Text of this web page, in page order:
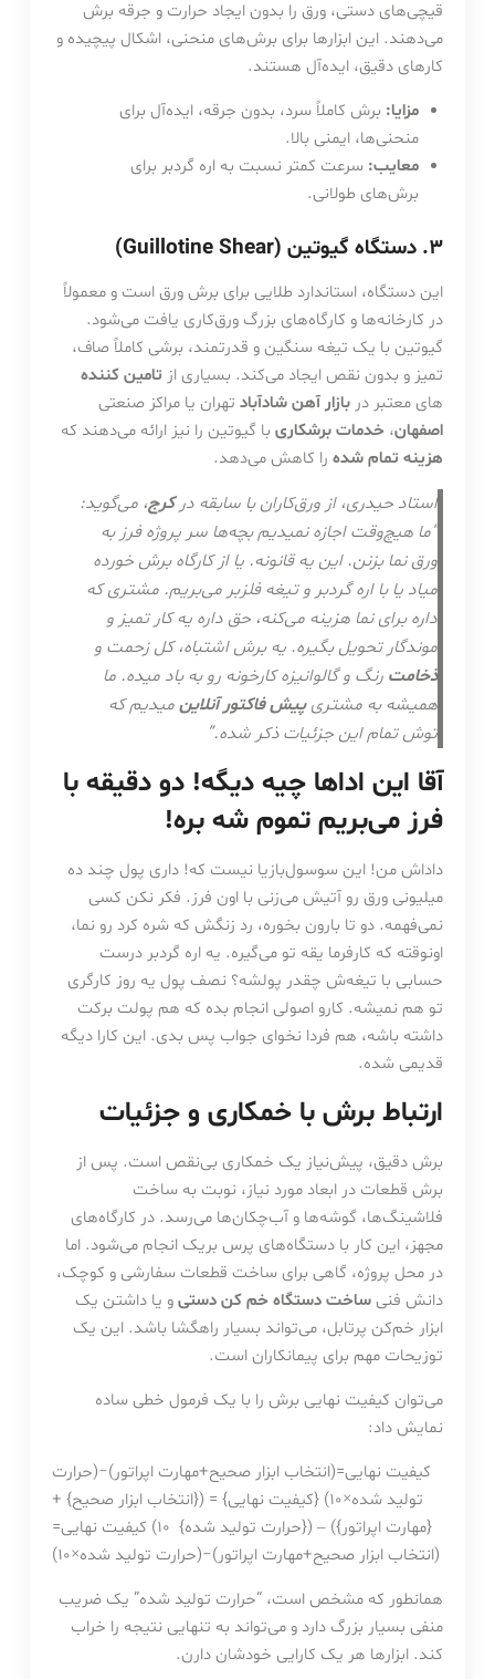
قیچی‌های دستی، ورق را بدون ایجاد حرارت و جرقه برش
می‌دهند. این ابزارها برای برش‌های منحنی، اشکال پیچیده و
کارهای دقیق، ایده‌آل هستند.
مزایا: برش کاملاً سرد، بدون جرقه، ایده‌آل برای
منحنی‌ها، ایمنی بالا.
معایب: سرعت کمتر نسبت به اره گردبر برای
برش‌های طولانی.
۳. دستگاه گیوتین (Guillotine Shear)
این دستگاه، استاندارد طلایی برای برش ورق است و معمولاً
در کارخانه‌ها و کارگاه‌های بزرگ ورق‌کاری یافت می‌شود.
گیوتین با یک تیغه سنگین و قدرتمند، برشی کاملاً صاف،
تمیز و بدون نقص ایجاد می‌کند. بسیاری از تامین کننده
های معتبر در بازار آهن شادآبادتهران یا مراکز صنعتی
اصفهان، خدمات برشکاریبا گیوتین را نیز ارائه می‌دهند که
هزینه تمام شدهرا کاهش می‌دهد.
استاد حیدری، از ورق‌کاران با سابقه درکرج، می‌گوید:
“ما هیچ‌وقت اجازه نمیدیم بچه‌ها سر پروژه فرز به
ورق نما بزنن. این یه قانونه. یا از کارگاه برش خورده
میاد یا با اره گردبر و تیغه فلزبر می‌بریم. مشتری که
داره برای نما هزینه می‌کنه، حق داره یه کار تمیز و
موندگار تحویل بگیره. یه برش اشتباه، کل زحمت و
ذخامت رنگ و گالوانیزه کارخونه رو به باد میده. ما
همیشه به مشتریپیش فاکتور آنلاینمیدیم که
توش تمام این جزئیات ذکر شده.”
آقا این اداها چیه دیگه! دو دقیقه با
فرز می‌بریم تموم شه بره!
داداش من! این سوسول‌بازیا نیست که! داری پول چند ده
میلیونی ورق رو آتیش می‌زنی با اون فرز. فکر نکن کسی
نمی‌فهمه. دو تا بارون بخوره، رد زنگش که شره کرد رو نما،
اونوقته که کارفرما یقه تو می‌گیره. یه اره گردبر درست
حسابی با تیغه‌ش چقدر پولشه؟ نصف پول یه روز کارگری
تو هم نمیشه. کارو اصولی انجام بده که هم پولت برکت
داشته باشه، هم فردا نخوای جواب پس بدی. این کارا دیگه
قدیمی شده.
ارتباط برش با خمکاری و جزئیات
برش دقیق، پیش‌نیاز یک خمکاری بی‌نقص است. پس از
برش قطعات در ابعاد مورد نیاز، نوبت به ساخت
فلاشینگ‌ها، گوشه‌ها و آب‌چکان‌ها می‌رسد. در کارگاه‌های
مجهز، این کار با دستگاه‌های پرس بریک انجام می‌شود. اما
در محل پروژه، گاهی برای ساخت قطعات سفارشی و کوچک،
دانش فنی ساخت دستگاه خم کن دستیو یا داشتن یک
ابزار خم‌کن پرتابل، می‌تواند بسیار راهگشا باشد. این یک
توزیحات مهم برای پیمانکاران است.
می‌توان کیفیت نهایی برش را با یک فرمول خطی ساده
نمایش داد:
کیفیت نهایی=(انتخاب ابزار صحیح+مهارت اپراتور)−(حرارت
تولید شده×10) {کیفیت نهایی} = ({انتخاب ابزار صحیح} +
{مهارت اپراتور}) – ({حرارت تولید شده} 10)
کیفیت نهایی=
(انتخاب ابزار صحیح+مهارت اپراتور)
−
(حرارت تولید شده×
10
)
همانطور که مشخص است، “حرارت تولید شده” یک ضریب
منفی بسیار بزرگ دارد و می‌تواند به تنهایی نتیجه را خراب
کند. ابزارها هر یک کارایی خودشان دارن.